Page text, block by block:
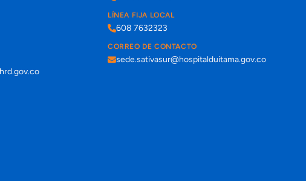
LÍNEA FIJA LOCAL
608 7632323
CORREO DE CONTACTO
sede.sativasur@hospitalduitama.gov.co